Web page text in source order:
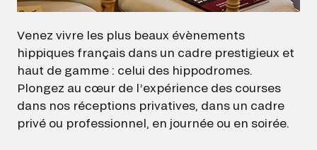
Venez vivre les plus beaux évènements
hippiques français dans un cadre prestigieux et
haut de gamme : celui des hippodromes.
Plongez au cœur de l’expérience des courses
dans nos réceptions privatives, dans un cadre
privé ou professionnel, en journée ou en soirée.